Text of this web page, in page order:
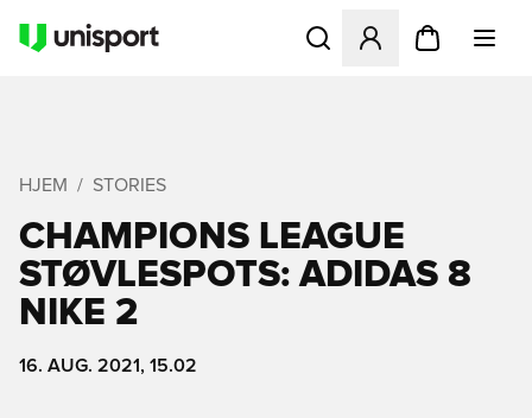
Åbner en Modal til at
HJEM STORIES
CHAMPIONS LEAGUE
STØVLESPOTS: ADIDAS 8 
NIKE 2
16. AUG. 2021, 15.02